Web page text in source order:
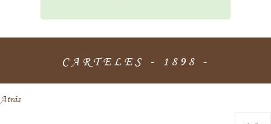
CARTELES - 1898 -
Atrás